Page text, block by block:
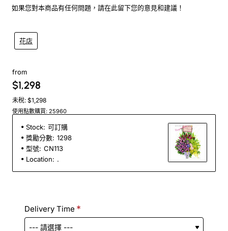
花店
如果您對本商品有任何問題，請在此留下您的意見和建議！
from
$1,298
未稅: $1,298
使用點數購買: 25960
Stock: 可訂購
獎勵分數: 1298
型號: CN113
Location: .
Delivery Time